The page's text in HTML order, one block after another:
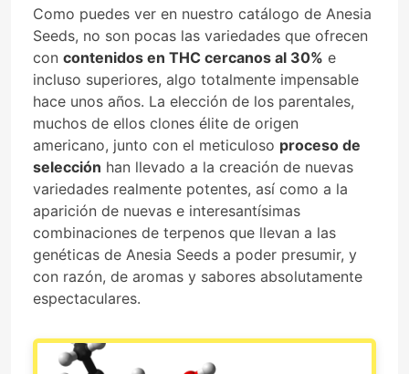
Como puedes ver en nuestro catálogo de Anesia
Seeds, no son pocas las variedades que ofrecen
con contenidos en THC cercanos al 30% e
incluso superiores, algo totalmente impensable
hace unos años. La elección de los parentales,
muchos de ellos clones élite de origen
americano, junto con el meticuloso proceso de
selección han llevado a la creación de nuevas
variedades realmente potentes, así como a la
aparición de nuevas e interesantísimas
combinaciones de terpenos que llevan a las
genéticas de Anesia Seeds a poder presumir, y
con razón, de aromas y sabores absolutamente
espectaculares.